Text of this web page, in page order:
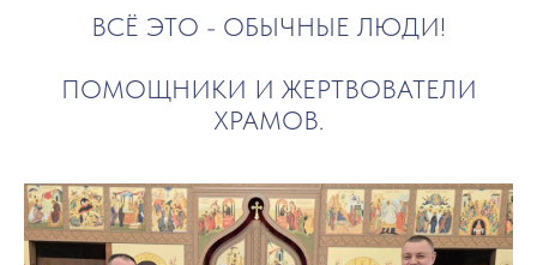
ВСЁ ЭТО - ОБЫЧНЫЕ ЛЮДИ!
ПОМОЩНИКИ И ЖЕРТВОВАТЕЛИ
ХРАМОВ.